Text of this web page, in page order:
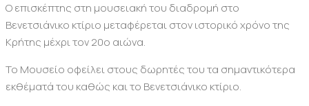
Ο επισκέπτης στη μουσειακή του διαδρομή στο
Βενετσιάνικο κτίριο μεταφέρεται στον ιστορικό χρόνο της
Κρήτης μέχρι τον 20ο αιώνα.
Το Μουσείο οφείλει στους δωρητές του τα σημαντικότερα
εκθέματά του καθώς και το Βενετσιάνικο κτίριο.